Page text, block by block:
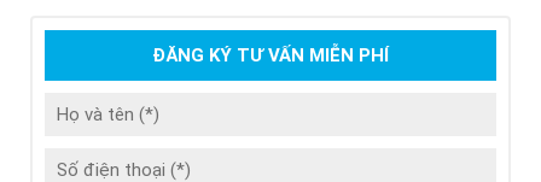
ĐĂNG KÝ TƯ VẤN MIỄN PHÍ